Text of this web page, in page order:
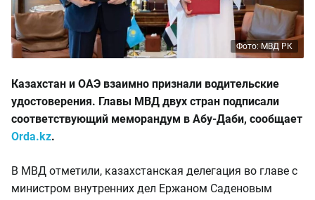
Фото: МВД РК
Казахстан и ОАЭ взаимно признали водительские
удостоверения. Главы МВД двух стран подписали
соответствующий меморандум в Абу-Даби, сообщает
Orda.kz.
В МВД отметили, казахстанская делегация во главе с
министром внутренних дел Ержаном Саденовым